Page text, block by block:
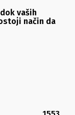
vaših
način da